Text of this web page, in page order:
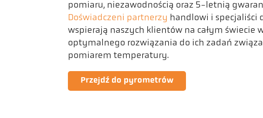
pomiaru, niezawodnością oraz 5-letnią
Doświadczeni partnerzy handlowi i specjaliści
wspierają naszych klientów na całym świecie
optymalnego rozwiązania do ich zadań
pomiarem temperatury.
Przejdź do pyrometrów